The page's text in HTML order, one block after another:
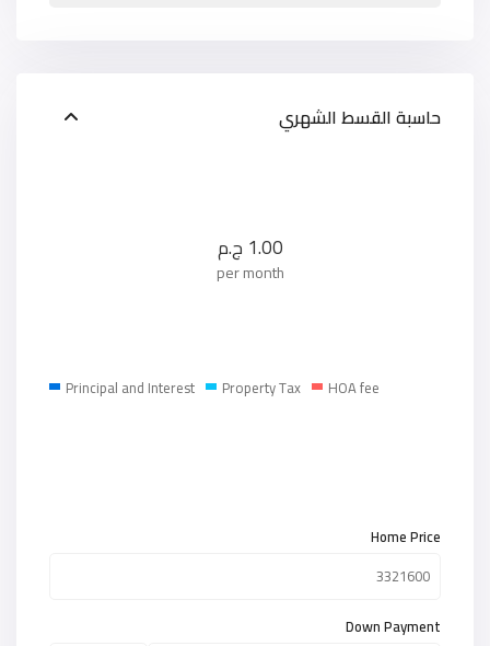
حاسبة القسط الشهري
1.00 ج.م
per month
Principal and Interest Property Tax HOA fee
Home Price
Down Payment